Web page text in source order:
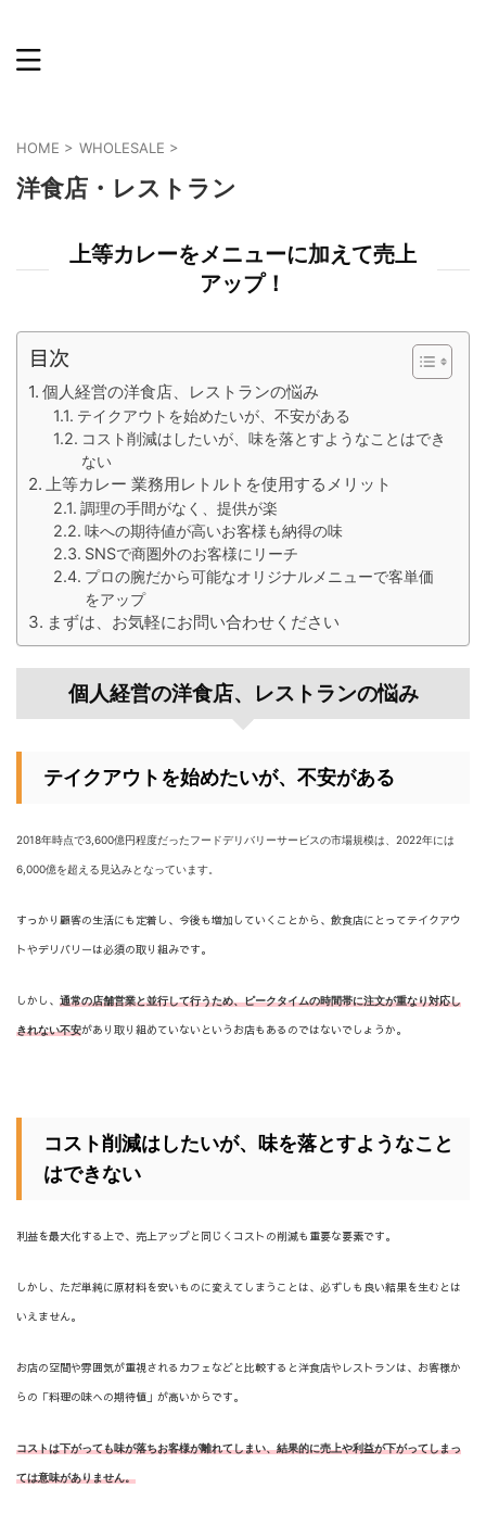
HOME > WHOLESALE >
洋食店・レストラン
上等カレーをメニューに加えて売上
アップ！
目次
個人経営の洋食店、レストランの悩み
テイクアウトを始めたいが、不安がある
コスト削減はしたいが、味を落とすようなことはでき
ない
上等カレー 業務用レトルトを使用するメリット
調理の手間がなく、提供が楽
味への期待値が高いお客様も納得の味
SNSで商圏外のお客様にリーチ
プロの腕だから可能なオリジナルメニューで客単価
をアップ
まずは、お気軽にお問い合わせください
個人経営の洋食店、レストランの悩み
テイクアウトを始めたいが、不安がある
2018年時点で3,600億円程度だったフードデリバリーサービスの市場規模は、2022年には
6,000億を超える見込みとなっています。
すっかり顧客の生活にも定着し、今後も増加していくことから、飲食店にとってテイクアウ
トやデリバリーは必須の取り組みです。
しかし、 通常の店舗営業と並行して行うため、ピークタイムの時間帯に注文が重なり対応し
きれない不安があり取り組めていないというお店もあるのではないでしょうか。
コスト削減はしたいが、味を落とすようなこと
はできない
利益を最大化する上で、売上アップと同じくコストの削減も重要な要素です。
しかし、ただ単純に原材料を安いものに変えてしまうことは、必ずしも良い結果を生むとは
いえません。
お店の空間や雰囲気が重視されるカフェなどと比較すると洋食店やレストランは、お客様か
らの「料理の味への期待値」が高いからです。
コストは下がっても味が落ちお客様が離れてしまい、結果的に売上や利益が下がってしまっ
ては意味がありません。